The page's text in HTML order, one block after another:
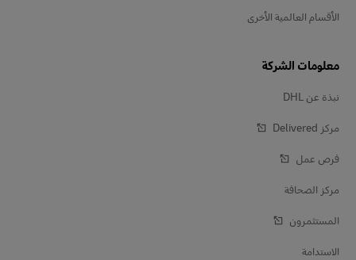
الأقسام العالمية الأخرى
معلومات الشركة
نبذة عن DHL
مركز Delivered‎
فرص عمل
مركز الصحافة
المستثمرون
الاستدامة